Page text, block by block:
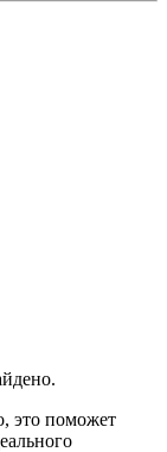
это поможет